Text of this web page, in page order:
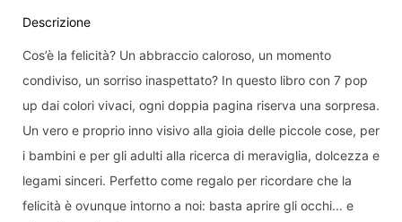
nuovo disponibile:
sulla privacy.
Descrizione
Cos’è la felicità? Un abbraccio caloroso, un momento
condiviso, un sorriso inaspettato? In questo libro con 7 pop
up dai colori vivaci, ogni doppia pagina riserva una sorpresa.
Un vero e proprio inno visivo alla gioia delle piccole cose, per
i bambini e per gli adulti alla ricerca di meraviglia, dolcezza e
legami sinceri. Perfetto come regalo per ricordare che la
felicità è ovunque intorno a noi: basta aprire gli occhi... e